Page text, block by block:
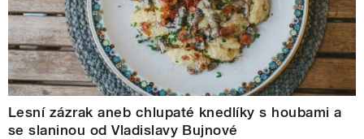
Lesní zázrak aneb chlupaté knedlíky s houbami a
se slaninou od Vladislavy Bujnové